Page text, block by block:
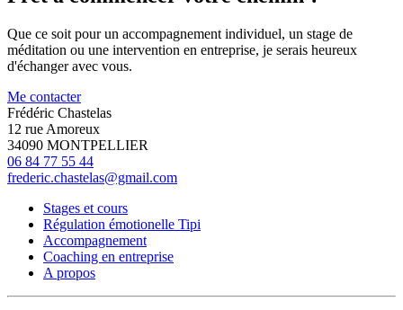
Que ce soit pour un accompagnement individuel, un stage de
méditation ou une intervention en entreprise, je serais heureux
d'échanger avec vous.
Me contacter
Frédéric Chastelas
12 rue Amoreux
34090 MONTPELLIER
06 84 77 55 44
frederic.chastelas@gmail.com
Stages et cours
Régulation émotionelle Tipi
Accompagnement
Coaching en entreprise
A propos